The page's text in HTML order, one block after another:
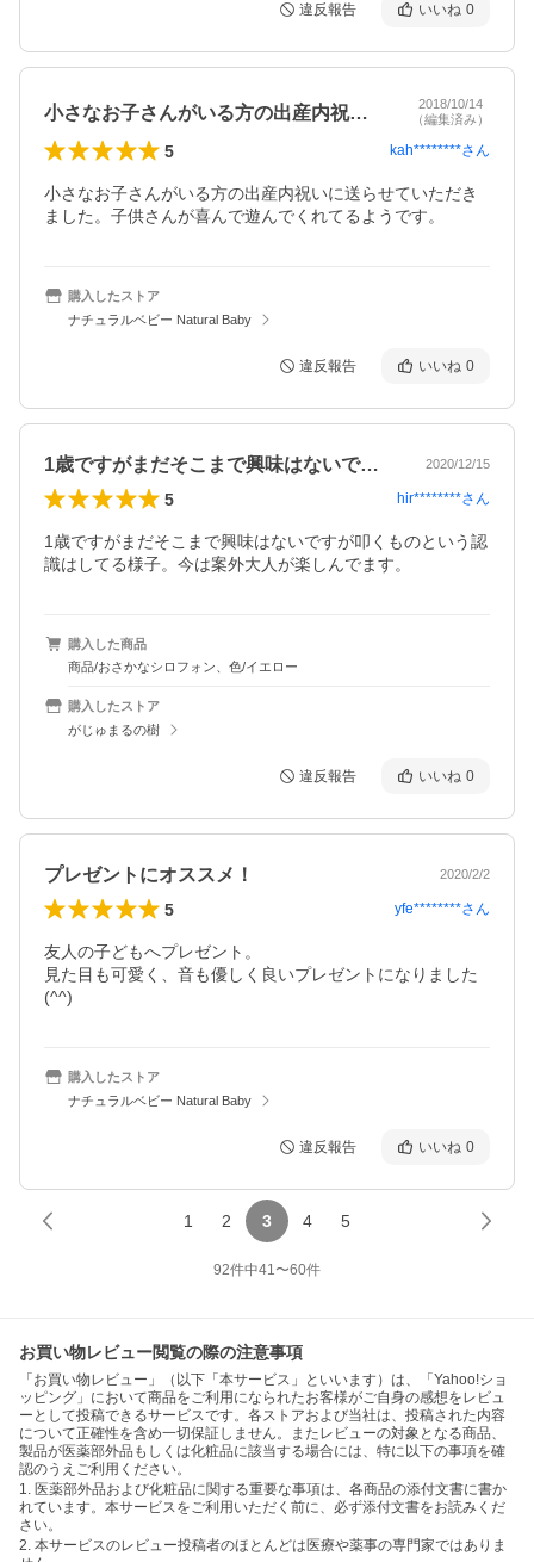
違反報告 いいね 0
小さなお子さんがいる方の出産内祝いに送…
2018/10/14
（編集済み）
5 kah********さん
小さなお子さんがいる方の出産内祝いに送らせていただき
ました。子供さんが喜んで遊んでくれてるようです。
購入したストア
ナチュラルベビー Natural Baby
違反報告 いいね 0
1歳ですがまだそこまで興味はないですが… 2020/12/15
5 hir********さん
1歳ですがまだそこまで興味はないですが叩くものという認
識はしてる様子。今は案外大人が楽しんでます。
購入した商品
商品/おさかなシロフォン、色/イエロー
購入したストア
がじゅまるの樹
違反報告 いいね 0
プレゼントにオススメ！ 2020/2/2
5 yfe********さん
友人の子どもへプレゼント。
見た目も可愛く、音も優しく良いプレゼントになりました
(^^)
購入したストア
ナチュラルベビー Natural Baby
違反報告 いいね 0
1 2 3 4 5
92件中41〜60件
お買い物レビュー閲覧の際の注意事項
「お買い物レビュー」（以下「本サービス」といいます）は、「Yahoo!ショ
ッピング」において商品をご利用になられたお客様がご自身の感想をレビュ
ーとして投稿できるサービスです。各ストアおよび当社は、投稿された内容
について正確性を含め一切保証しません。またレビューの対象となる商品、
製品が医薬部外品もしくは化粧品に該当する場合には、特に以下の事項を確
認のうえご利用ください。
1. 医薬部外品および化粧品に関する重要な事項は、各商品の添付文書に書か
れています。本サービスをご利用いただく前に、必ず添付文書をお読みくだ
さい。
2. 本サービスのレビュー投稿者のほとんどは医療や薬事の専門家ではありま